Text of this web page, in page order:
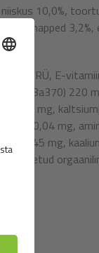
10,0%,
3,2%,
1 800 RÜ, E-
(3a370) 220
15 mg,
0,04 mg,
45 mg,
toodetud